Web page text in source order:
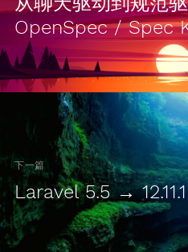
OpenSpec / Spec
下一篇
Laravel 5.5 →